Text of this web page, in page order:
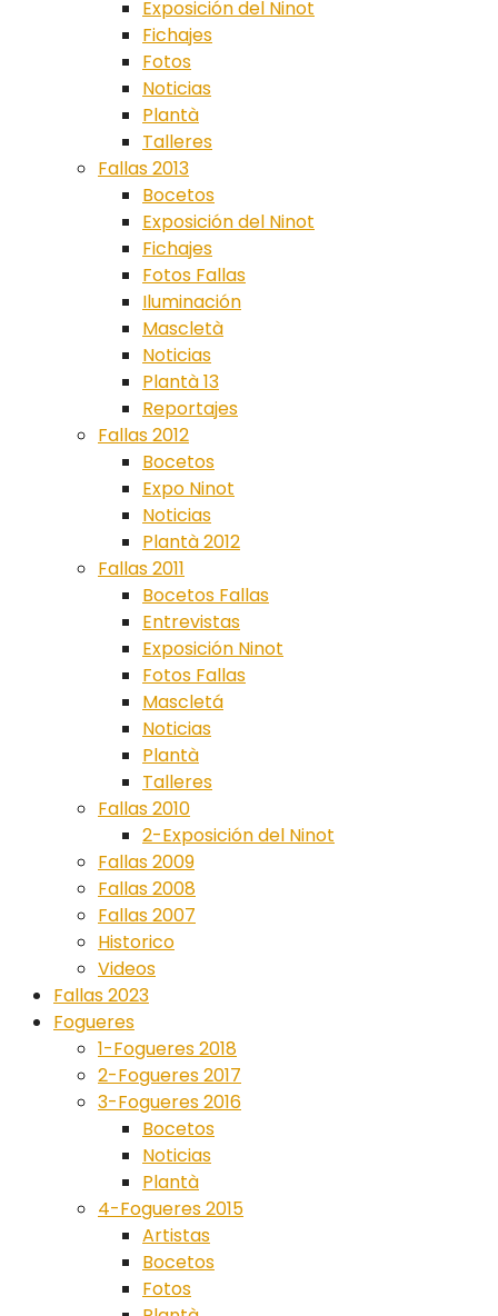
Exposición del Ninot
Fichajes
Fotos
Noticias
Plantà
Talleres
Fallas 2013
Bocetos
Exposición del Ninot
Fichajes
Fotos Fallas
Iluminación
Mascletà
Noticias
Plantà 13
Reportajes
Fallas 2012
Bocetos
Expo Ninot
Noticias
Plantà 2012
Fallas 2011
Bocetos Fallas
Entrevistas
Exposición Ninot
Fotos Fallas
Mascletá
Noticias
Plantà
Talleres
Fallas 2010
2-Exposición del Ninot
Fallas 2009
Fallas 2008
Fallas 2007
Historico
Videos
Fallas 2023
Fogueres
1-Fogueres 2018
2-Fogueres 2017
3-Fogueres 2016
Bocetos
Noticias
Plantà
4-Fogueres 2015
Artistas
Bocetos
Fotos